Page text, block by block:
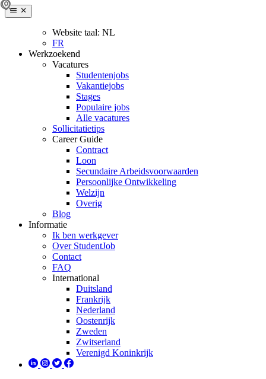
Website taal: NL
FR
Werkzoekend
Vacatures
Studentenjobs
Vakantiejobs
Stages
Populaire jobs
Alle vacatures
Sollicitatietips
Career Guide
Contract
Loon
Secundaire Arbeidsvoorwaarden
Persoonlijke Ontwikkeling
Welzijn
Overig
Blog
Informatie
Ik ben werkgever
Over StudentJob
Contact
FAQ
International
Duitsland
Frankrijk
Nederland
Oostenrijk
Zweden
Zwitserland
Verenigd Koninkrijk